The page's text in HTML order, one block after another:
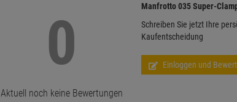
0
Aktuell noch keine Bewertungen
Manfrotto 035 Super-
Schreiben Sie jetzt Ihre
Kaufentscheidung
Einloggen und